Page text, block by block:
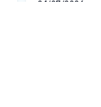
24/07/2026